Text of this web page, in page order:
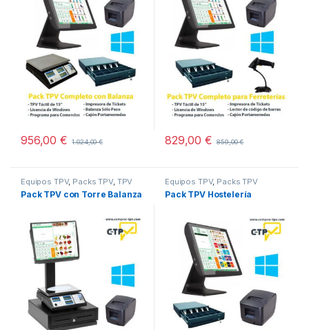
956,00€ 1.024,00€ 829,00€ 859,00€
Equipos TPV, Packs TPV, TPV
Todo En Uno
Pack TPV con Torre Balanza
Equipos TPV, Packs TPV
Pack TPV Hostelería